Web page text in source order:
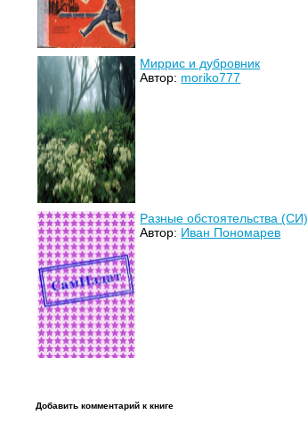
Миррис и дубровник
Автор: moriko777
Разные обстоятельства (СИ)
Автор: Иван Пономарев
Добавить комментарий к книге